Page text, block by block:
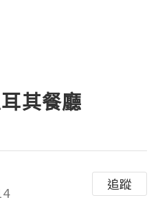
其餐廳
追蹤